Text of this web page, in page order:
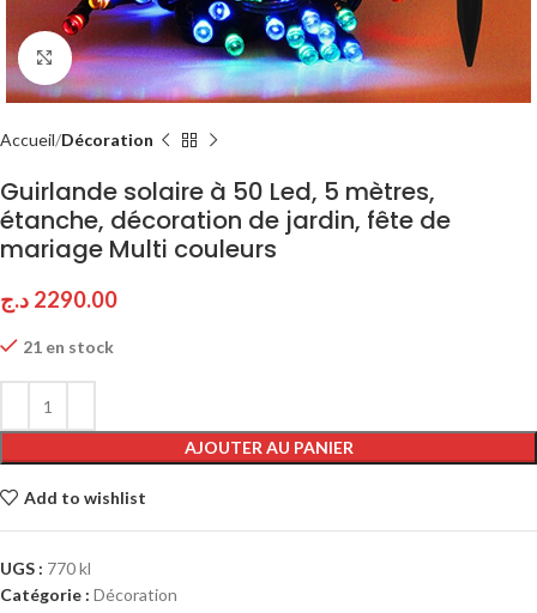
Click to enlarge
Accueil Décoration
Guirlande solaire à 50 Led, 5 mètres,
étanche, décoration de jardin, fête de
mariage Multi couleurs
2290.00 د.ج
21 en stock
AJOUTER AU PANIER
Add to wishlist
UGS : 770 kl
Catégorie : Décoration